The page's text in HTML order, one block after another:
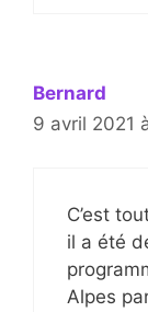
Bernard
9 avril 2021
C’est
il a été
Alpes